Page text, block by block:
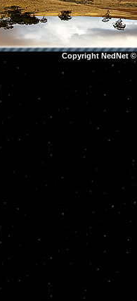
Copyright NedNet